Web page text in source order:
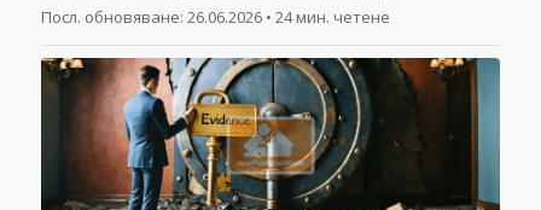
Посл. обновяване: 26.06.2026• 24 мин. четене